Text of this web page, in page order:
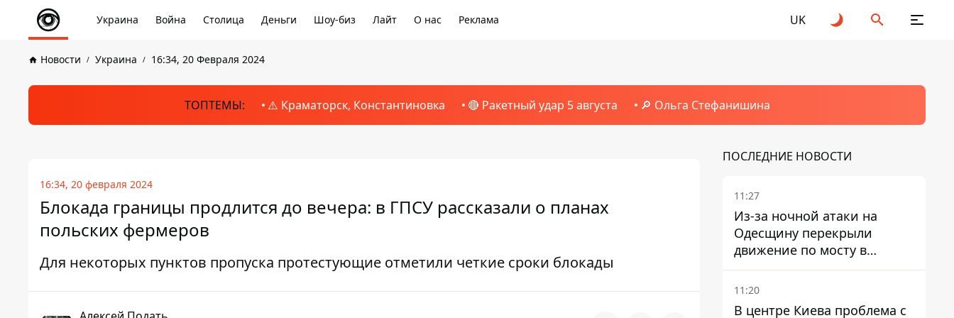
Украина Война Столица Деньги Шоу-биз Лайт О нас Реклама UK
Новости Украина 16:34, 20 Февраля 2024
ТОПТЕМЫ: ⚠️ Краматорск, Константиновка 🔴 Ракетный удар 5 августа 🔎 Ольга Стефанишина
16:34, 20 февраля 2024
Блокада границы продлится до вечера: в ГПСУ рассказали о планах
польских фермеров
Для некоторых пунктов пропуска протестующие отметили четкие сроки блокады
ПОСЛЕДНИЕ НОВОСТИ
11:27
Из-за ночной атаки на
Одесщину перекрыли
движение по мосту в
Маяках - подробности от
ГНСУ
11:20
В центре Киева проблема с